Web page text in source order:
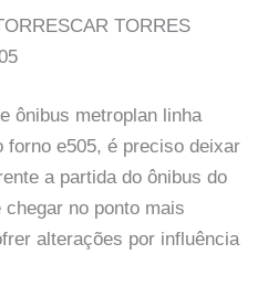
TORRES
ônibus metroplan linha
e505, é preciso deixar
a partida do ônibus do
no ponto mais
alterações por influência